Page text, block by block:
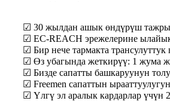
☑ 30 жылдан ашык өндүрүш
☑ ЕС-REACH эрежелерине ылайык
☑ Бир нече тармакта
☑ Өз убагында жеткирүү: 1 жума
☑ Бизде сапатты башкаруунун
☑ Freemen сапаттын
☑ Үлгү эл аралык кардарлар үчүн